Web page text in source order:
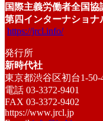
国際主義労働者全国協
第四インターナショナ
https://jrcl.info/
発行所
新時代社
東京都渋谷区初台1-50-
電話 03-3372-9401
FAX 03-3372-9402
https://www.jrcl.jp